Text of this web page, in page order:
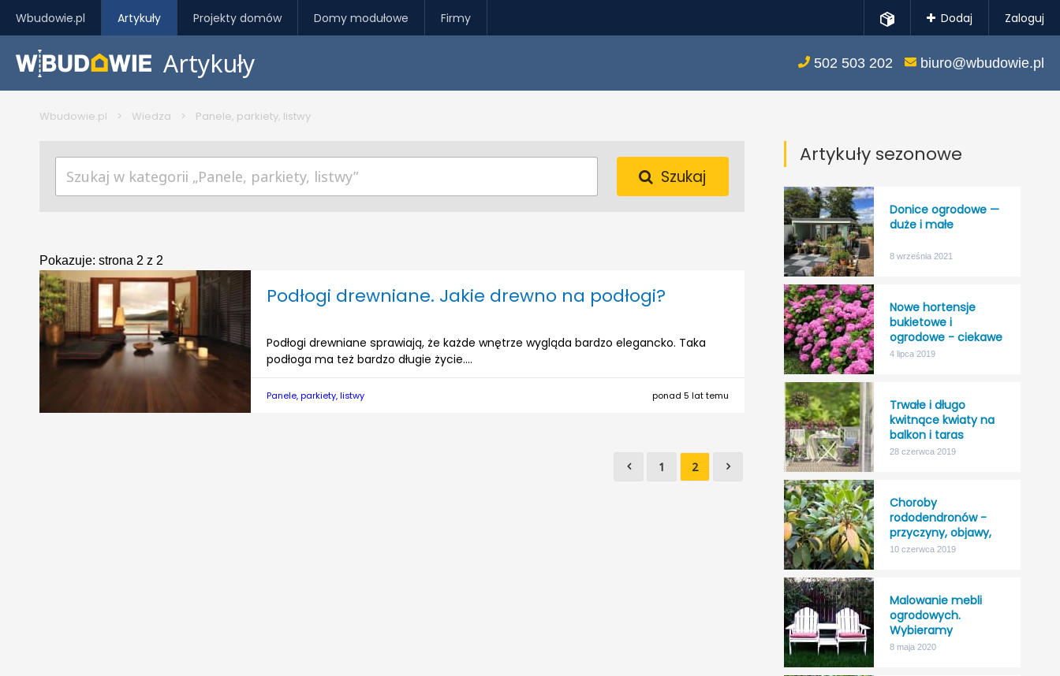
Wbudowie.pl Artykuły Projekty domów Domy modułowe Firmy Dodaj Zaloguj
Artykuły 502 503 202 biuro@wbudowie.pl
Wbudowie.pl > Wiedza > Panele, parkiety, listwy
Szukaj
Pokazuje: strona 2 z 2
Podłogi drewniane. Jakie drewno na podłogi?
Podłogi drewniane sprawiają, że każde wnętrze wygląda bardzo elegancko. Taka
podłoga ma też bardzo długie życie....
Panele, parkiety, listwy ponad 5 lat temu
1 2
Artykuły sezonowe
Donice ogrodowe —
duże i małe
8 września 2021
Nowe hortensje
bukietowe i
ogrodowe - ciekawe
kolory, większa
4 lipca 2019
Trwałe i długo
kwitnące kwiaty na
balkon i taras
28 czerwca 2019
Choroby
rododendronów -
przyczyny, objawy,
leczenie
10 czerwca 2019
Malowanie mebli
ogrodowych.
Wybieramy
najlepszy impregnat
8 maja 2020